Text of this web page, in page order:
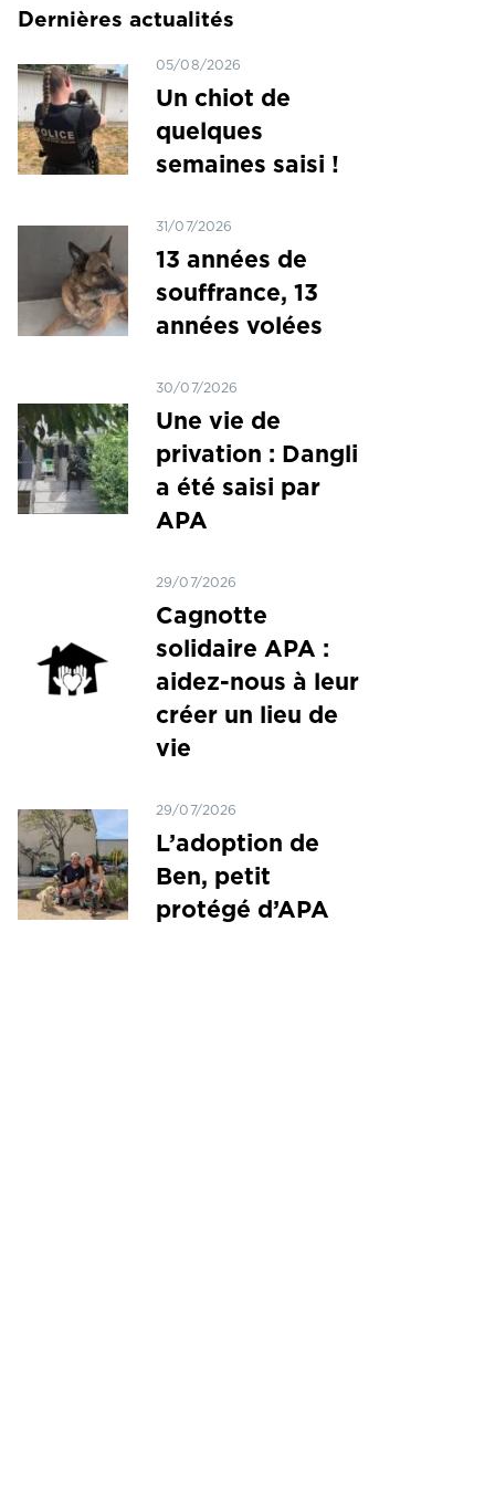
Dernières actualités
05/08/2026
Un chiot de
quelques
semaines saisi !
31/07/2026
13 années de
souffrance, 13
années volées
30/07/2026
Une vie de
privation : Dangli
a été saisi par
APA
29/07/2026
Cagnotte
solidaire APA :
aidez-nous à leur
créer un lieu de
vie
29/07/2026
L’adoption de
Ben, petit
protégé d’APA